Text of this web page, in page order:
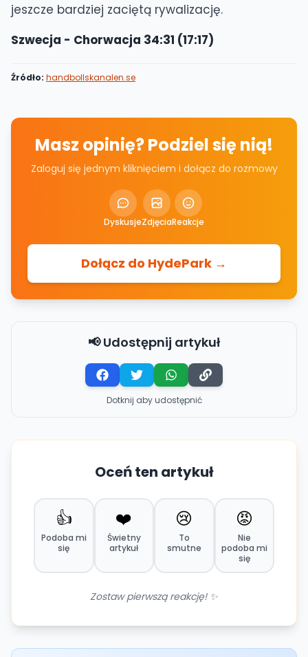
jeszcze bardziej zaciętą rywalizację.
Szwecja - Chorwacja 34:31 (17:17)
Źródło: handbollskanalen.se
Masz opinię? Podziel się nią!
Zaloguj się jednym kliknięciem i dołącz do rozmowy
DyskusjeZdjęciaReakcje
Dołącz do HydePark →
📢 Udostępnij artykuł
Dotknij aby udostępnić
Oceń ten artykuł
👍
Podoba mi
się
❤️
Świetny
artykuł
😢
To
smutne
😡
Nie
podoba mi
się
Zostaw pierwszą reakcję! ✨